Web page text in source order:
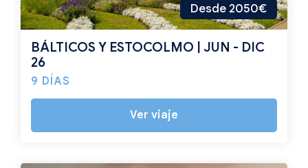
Desde 2050€
BÁLTICOS Y ESTOCOLMO | JUN - DIC
26
9 DÍAS
Ver viaje